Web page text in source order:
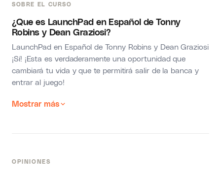
SOBRE EL CURSO
¿Que es LaunchPad en Español de Tonny
Robins y Dean Graziosi?
LaunchPad en Español de Tonny Robins y Dean Graziosi
¡Sí! ¡Esta es verdaderamente una oportunidad que
cambiará tu vida y que te permitirá salir de la banca y
entrar al juego!
Mostrar más
OPINIONES